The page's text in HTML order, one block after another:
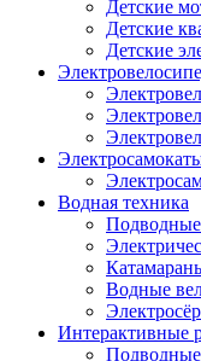
Детские
Детские
Детские
Водная техника
Водные
Интерактивные